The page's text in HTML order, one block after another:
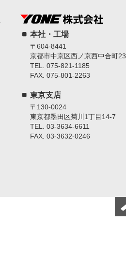
本社・工場
〒604-8441
京都市中京区西ノ京西中合町23
TEL. 075-821-1185
FAX. 075-801-2263
東京支店
〒130-0024
東京都墨田区菊川1丁目14-7
TEL. 03-3634-6611
FAX. 03-3632-0246